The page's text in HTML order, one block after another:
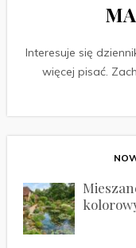
Interesuje się
więcej pisać.